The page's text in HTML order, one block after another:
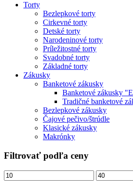
Torty
Bezlepkové torty
Cirkevné torty
Detské torty
Narodeninové torty
Príležitostné torty
Svadobné torty
Základné torty
Zákusky
Banketové zákusky
Banketové zákusky
Tradičné banketové
Bezlepkové zákusky
Čajové pečivo/štrúdle
Klasické zákusky
Makrónky
Filtrovať podľa ceny